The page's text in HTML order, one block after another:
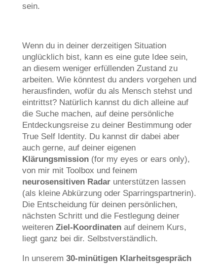
sein.
Wenn du in deiner derzeitigen Situation
unglücklich bist, kann es eine gute Idee sein,
an diesem weniger erfüllenden Zustand zu
arbeiten. Wie könntest du anders vorgehen und
herausfinden, wofür du als Mensch stehst und
eintrittst? Natürlich kannst du dich alleine auf
die Suche machen, auf deine persönliche
Entdeckungsreise zu deiner Bestimmung oder
True Self Identity. Du kannst dir dabei aber
auch gerne, auf deiner eigenen
Klärungsmission(for my eyes or ears only),
von mir mit Toolbox und feinem
neurosensitiven Radarunterstützen lassen
(als kleine Abkürzung oder Sparringspartnerin).
Die Entscheidung für deinen persönlichen,
nächsten Schritt und die Festlegung deiner
weiterenZiel-Koordinatenauf deinem Kurs,
liegt ganz bei dir. Selbstverständlich.
In unserem 30-minütigen Klarheitsgespräch